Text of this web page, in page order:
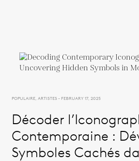
POPULAIRE, ARTISTES - FEBRUARY 17, 2025
Décoder
Contemporaine :
Symboles Cachés